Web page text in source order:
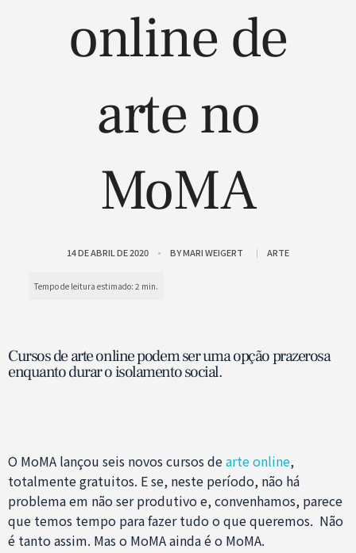
online de
arte no
MoMA
14 DE ABRIL DE 2020 BYMARI WEIGERT ARTE
Cursos de arte online podem ser uma opção prazerosa
enquanto durar o isolamento social.
O MoMA lançou seis novos cursos dearte online,
totalmente gratuitos. E se, neste período, não há
problema em não ser produtivo e, convenhamos, parece
que temos tempo para fazer tudo o que queremos. Não
é tanto assim. Mas o MoMA ainda é o MoMA.